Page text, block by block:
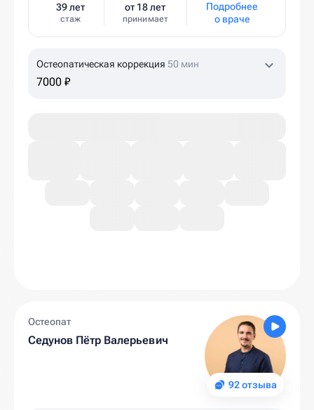
39 лет
стаж
от 18 лет
принимает
Подробнее
о враче
Остеопатическая коррекция 50 мин
7000 ₽
92 отзыва
Остеопат
Седунов Пётр Валерьевич